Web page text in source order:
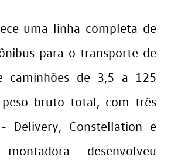
uma linha completa de
para o transporte de
caminhões de 3,5 a 125
bruto total, com três
Delivery, Constellation e
desenvolveu